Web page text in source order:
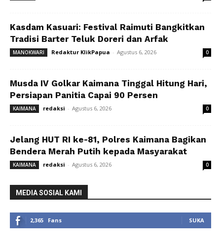
Kasdam Kasuari: Festival Raimuti Bangkitkan
Tradisi Barter Teluk Doreri dan Arfak
MANOKWARI Redaktur KlikPapua - Agustus 6, 2026 0
Musda IV Golkar Kaimana Tinggal Hitung Hari,
Persiapan Panitia Capai 90 Persen
KAIMANA redaksi - Agustus 6, 2026 0
Jelang HUT RI ke-81, Polres Kaimana Bagikan
Bendera Merah Putih kepada Masyarakat
KAIMANA redaksi - Agustus 6, 2026 0
MEDIA SOSIAL KAMI
2,365 Fans SUKA